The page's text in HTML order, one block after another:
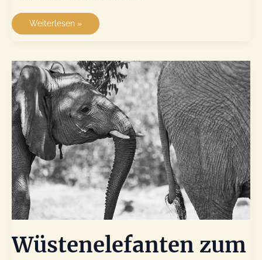
Wüstenelefanten
Weiterlesen »
Wüstenelefanten zum